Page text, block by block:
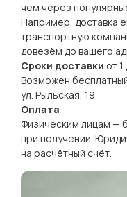
чем через
Например, доставка
транспортную
довезём до вашего
Сроки доставки от
Возможен
ул. Рыльская, 19.
Оплата
Физическим лицам —
при получении.
на расчётный счёт.